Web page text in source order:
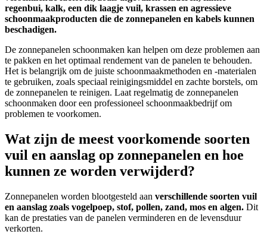
regenbui, kalk, een dik laagje vuil, krassen en agressieve
schoonmaakproducten die de zonnepanelen en kabels kunnen
beschadigen.
De zonnepanelen schoonmaken kan helpen om deze problemen aan
te pakken en het optimaal rendement van de panelen te behouden.
Het is belangrijk om de juiste schoonmaakmethoden en -materialen
te gebruiken, zoals speciaal reinigingsmiddel en zachte borstels, om
de zonnepanelen te reinigen. Laat regelmatig de zonnepanelen
schoonmaken door een professioneel schoonmaakbedrijf om
problemen te voorkomen.
Wat zijn de meest voorkomende soorten
vuil en aanslag op zonnepanelen en hoe
kunnen ze worden verwijderd?
Zonnepanelen worden blootgesteld aan verschillende soorten vuil
en aanslag zoals vogelpoep, stof, pollen, zand, mos en algen. Dit
kan de prestaties van de panelen verminderen en de levensduur
verkorten.